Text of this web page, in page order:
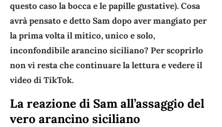
questo caso la bocca e le papille gustative). Cosa
avrà pensato e detto Sam dopo aver mangiato per
la prima volta il mitico, unico e solo,
inconfondibile arancino siciliano? Per scoprirlo
non vi resta che continuare la lettura e vedere il
video di TikTok.
La reazione di Sam all’assaggio del
vero arancino siciliano